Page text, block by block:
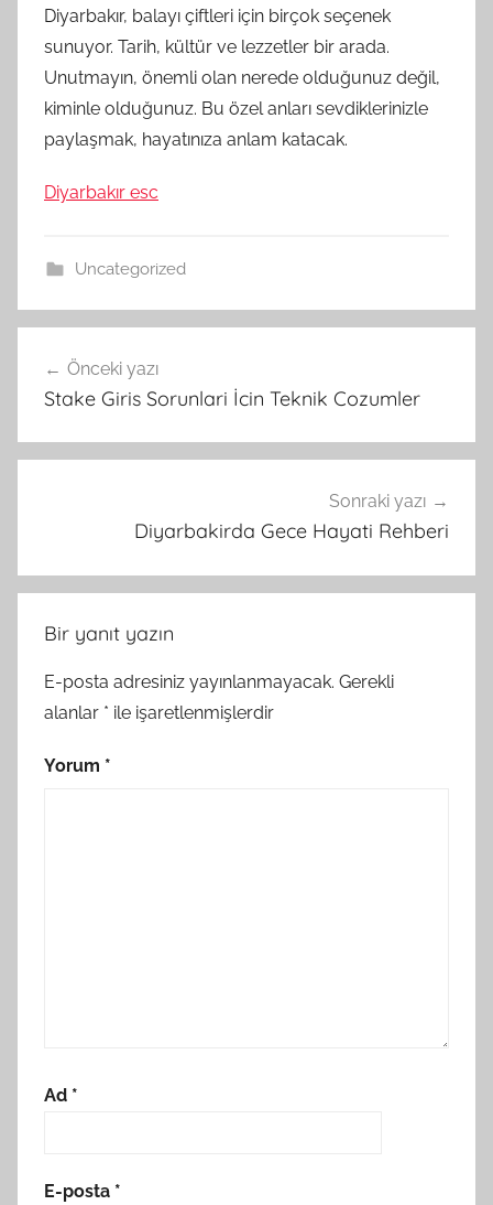
Diyarbakır, balayı çiftleri için birçok seçenek
sunuyor. Tarih, kültür ve lezzetler bir arada.
Unutmayın, önemli olan nerede olduğunuz değil,
kiminle olduğunuz. Bu özel anları sevdiklerinizle
paylaşmak, hayatınıza anlam katacak.
Diyarbakır esc
Uncategorized
gezinmesi
Önceki yazı
Stake Giris Sorunlari İcin Teknik Cozumler
Sonraki yazı
Diyarbakirda Gece Hayati Rehberi
Bir yanıt yazın
E-posta adresiniz yayınlanmayacak. Gerekli
alanlar * ile işaretlenmişlerdir
Yorum *
Ad *
E-posta *